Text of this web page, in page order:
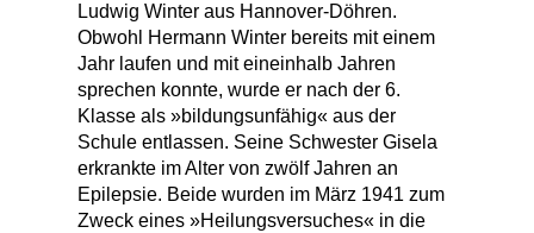
Ludwig Winter aus Hannover-Döhren.
Obwohl Hermann Winter bereits mit einem
Jahr laufen und mit eineinhalb Jahren
sprechen konnte, wurde er nach der 6.
Klasse als »bildungsunfähig« aus der
Schule entlassen. Seine Schwester Gisela
erkrankte im Alter von zwölf Jahren an
Epilepsie. Beide wurden im März 1941 zum
Zweck eines »Heilungsversuches« in die